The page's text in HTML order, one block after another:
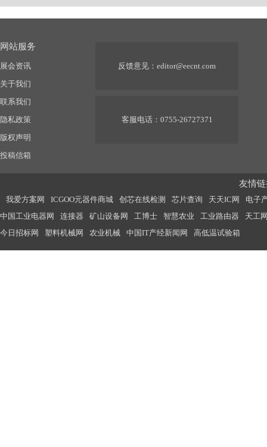
网站服务
展会资讯
关于我们
联系我们
隐私政策
版权声明
投稿信箱
反馈意见： editor@eecnt.com
客服电话：0755-26727371
友情
我爱方案网 ICGOO元器件商城 创芯在线检测 芯片查询 天天IC网
电子
中国工业电器网
连接器 矿山设备网 工博士 智慧农业 工业路由器
天工
今日招标网
塑料机械网 农业机械 中国IT产经新闻网 高低温试验箱